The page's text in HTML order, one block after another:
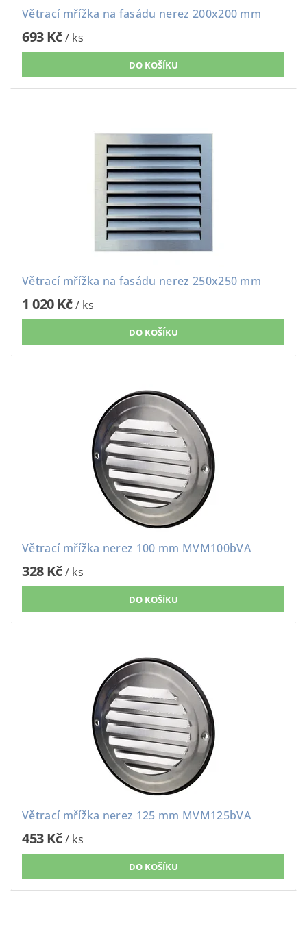
Větrací mřížka na fasádu nerez 200x200 mm
693 Kč/ ks
Větrací mřížka na fasádu nerez 250x250 mm
1 020 Kč/ ks
Větrací mřížka nerez 100 mm MVM100bVA
328 Kč/ ks
Větrací mřížka nerez 125 mm MVM125bVA
453 Kč/ ks